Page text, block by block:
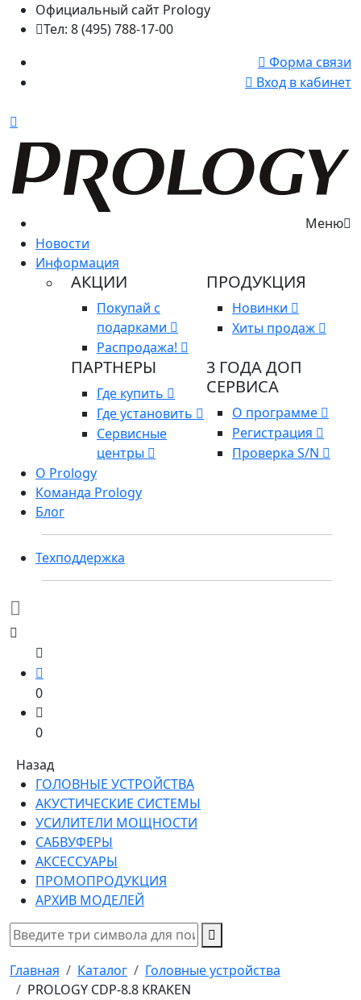
Официальный сайт Prology
Тел: 8 (495) 788-17-00
Форма связи
Вход в кабинет
Меню
Новости
Информация
АКЦИИ
Покупай с
подарками
Распродажа!
ПРОДУКЦИЯ
Новинки
Хиты продаж
ПАРТНЕРЫ
Где купить
Где установить
Сервисные
центры
3 ГОДА ДОП
СЕРВИСА
О программе
Регистрация
Проверка S/N
О Prology
Команда Prology
Блог
Техподдержка
0
0
Назад
ГОЛОВНЫЕ УСТРОЙСТВА
АКУСТИЧЕСКИЕ СИСТЕМЫ
УСИЛИТЕЛИ МОЩНОСТИ
САБВУФЕРЫ
АКСЕССУАРЫ
ПРОМОПРОДУКЦИЯ
АРХИВ МОДЕЛЕЙ
Главная Каталог
Головные устройства
PROLOGY CDP-8.8 KRAKEN